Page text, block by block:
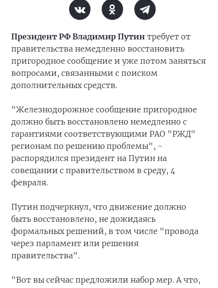
Президент РФ Владимир Путин требует от
правительства немедленно восстановить
пригородное сообщение и уже потом заняться
вопросами, связанными с поиском
дополнительных средств.
"Железнодорожное сообщение пригородное
должно быть восстановлено немедленно с
гарантиями соответствующими РАО "РЖД"
регионам по решению проблемы", -
распорядился президент на Путин на
совещании с правительством в среду, 4
февраля.
Путин подчеркнул, что движение должно
быть восстановлено, не дожидаясь
формальных решений, в том числе "провода
через парламент или решения
правительства".
"Вот вы сейчас предложили набор мер. А что,